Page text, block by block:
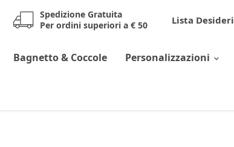
Spedizione Gratuita
Per ordini superiori a € 50
Lista Desideri
Bagnetto & Coccole Personalizzazioni